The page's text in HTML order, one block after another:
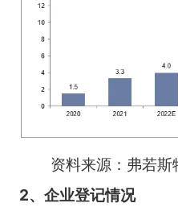
资料来源：弗若
2、企业登记情况